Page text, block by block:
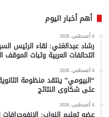
أهم أخبار اليوم
6 أغسطس، 2026
رشاد عبدالغني: لقاء الرئيس
التحالفات العربية وثبات
6 أغسطس، 2026
“البيومي” ينتقد منظومة
على شكاوى النتائج
6 أغسطس، 2026